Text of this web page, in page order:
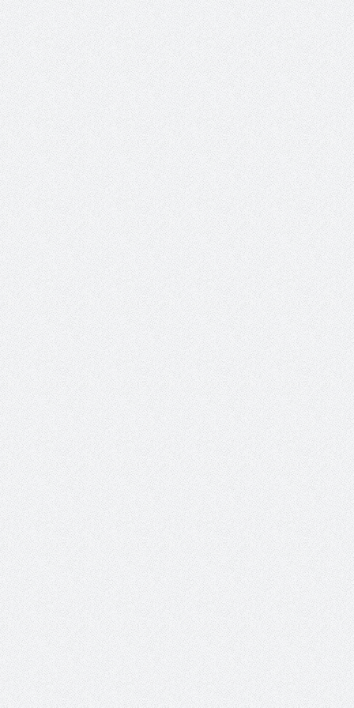
( مشعل بن عبد الله ) … عاشق
نجران
عبد العزيز.. ملك القلوب
وزير حقوق الإنسان اليمني يؤكد أن
انعقاد ملتقى (الوطن